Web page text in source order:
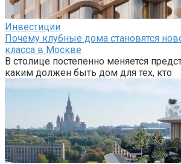
Инвестиции
Почему клубные дома становятся
класса в Москве
В столице постепенно меняется
каким должен быть дом для тех, кто